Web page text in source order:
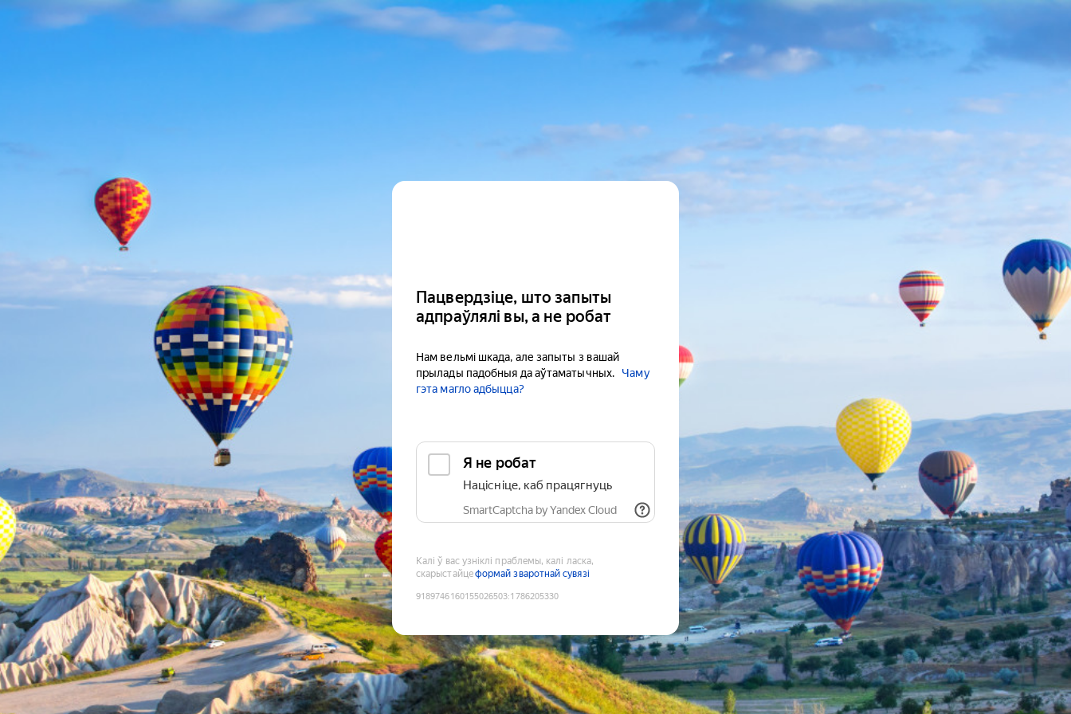
Пацвердзіце, што запыты
адпраўлялі вы, а не робат
Нам вельмі шкада, але запыты з вашай
прылады падобныя да аўтаматычных.
Чаму
гэта магло адбыцца?
Я не робат
Націсніце, каб працягнуць
SmartCaptcha by Yandex Cloud
Калі ў вас узніклі праблемы, калі ласка,
скарыстайцеформай зваротнай сувязі
9189746160155026503:1786205330